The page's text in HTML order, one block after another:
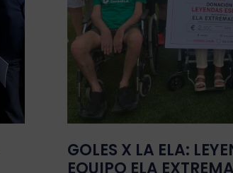
GOLES X LA ELA:
EQUIPO ELA